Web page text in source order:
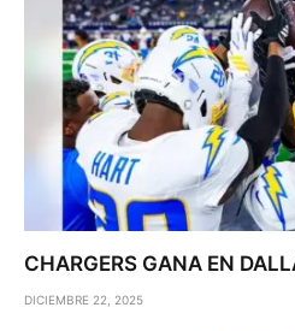
CHARGERS GANA EN
DICIEMBRE 22, 2025